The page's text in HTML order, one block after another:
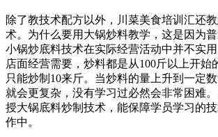
除了教技术配方以外，川菜美食培训汇还
术。为什么要用大锅炒料教学，这是因为
小锅炒底料技术在实际经营活动中并不实
店面经营需要，炒料都是从100斤以上开始
只能炒制10来斤。当炒料的量上升到一定
就会更复杂，没有学习过必然会非常困难
授大锅底料炒制技术，能保障学员学习的
作中。